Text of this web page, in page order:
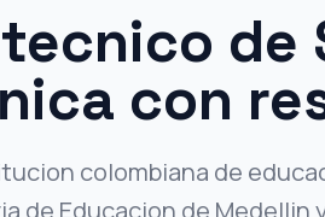
de
con
colombiana de
de Educacion de Medellin